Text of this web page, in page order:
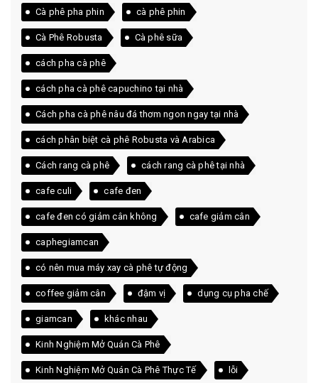
Cà phê pha phin cà phê phin
Cà Phê Robusta Cà phê sữa
cách pha cà phê
cách pha cà phê capuchino tại nhà
Cách pha cà phê nâu đá thơm ngon ngay tại nhà
cách phân biệt cà phê Robusta và Arabica
Cách rang cà phê cách rang cà phê tại nhà
cafe culi cafe đen
cafe đen có giảm cân không cafe giảm cân
caphegiamcan
có nên mua máy xay cà phê tự động
coffee giảm cân đậm vị dụng cụ pha chế
giamcan khác nhau
Kinh Nghiệm Mở Quán Cà Phê
Kinh Nghiệm Mở Quán Cà Phê Thực Tế lỗi